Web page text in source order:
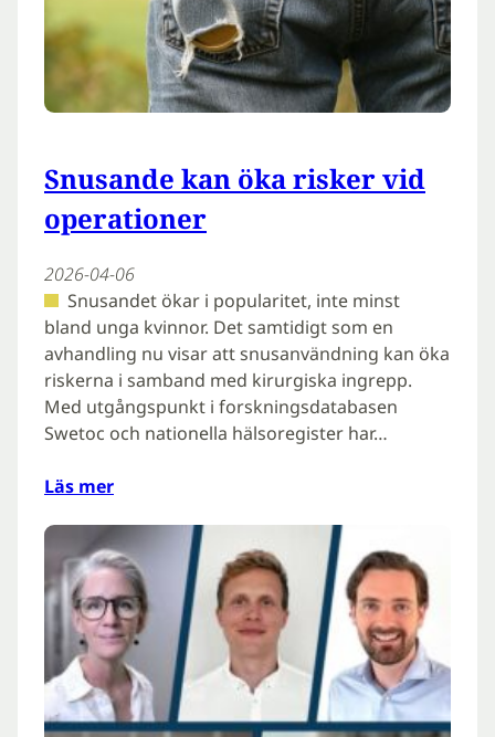
Snusande kan öka risker vid
operationer
2026-04-06
Snusandet ökar i popularitet, inte minst
bland unga kvinnor. Det samtidigt som en
avhandling nu visar att snusanvändning kan öka
riskerna i samband med kirurgiska ingrepp.
Med utgångspunkt i forskningsdatabasen
Swetoc och nationella hälsoregister har…
Läs mer